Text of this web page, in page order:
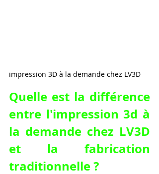
impression 3D à la demande chez LV3D
Quelle est la différence
entre l'impression 3d à
la demande chez LV3D
et la fabrication
traditionnelle ?